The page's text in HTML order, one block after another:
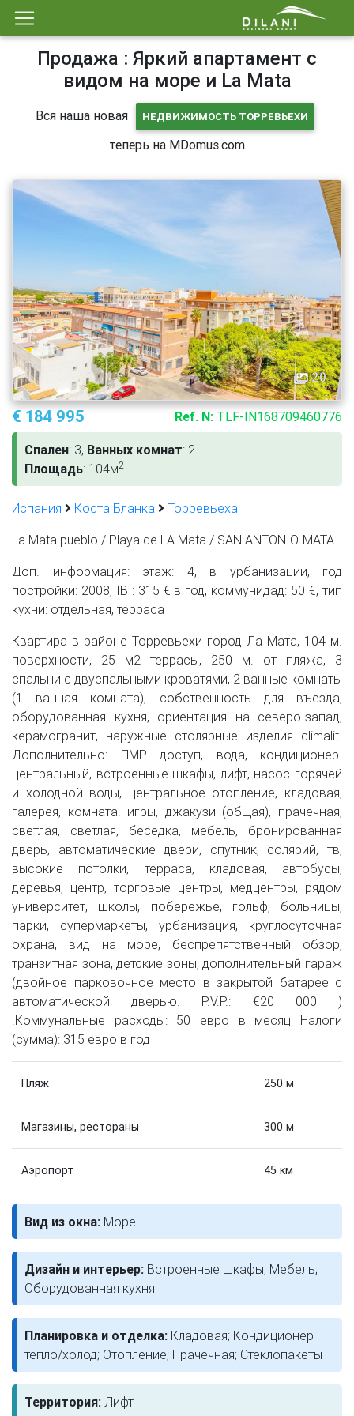
Продажа : Яркий апартамент с
видом на море и La Mata
Вся наша новая НЕДВИЖИМОСТЬ ТОРРЕВЬЕХИ
теперь на MDomus.com
20
€ 184 995 Ref. N: TLF-IN168709460776
Спален: 3, Ванных комнат: 2
Площадь: 104м2
Испания Коста Бланка
Торревьеха
La Mata pueblo / Playa de LA Mata / SAN ANTONIO-MATA
Доп. информация: этаж: 4, в урбанизации, год
постройки: 2008, IBI: 315 € в год, коммунидад: 50 €, тип
кухни: отдельная, терраса
Квартира в районе Торревьехи город Ла Мата, 104 м.
поверхности, 25 м2 террасы, 250 м. от пляжа, 3
спальни с двуспальными кроватями, 2 ванные комнаты
(1 ванная комната), собственность для въезда,
оборудованная кухня, ориентация на северо-запад,
керамогранит, наружные столярные изделия climalit.
Дополнительно: ПМР доступ, вода, кондиционер.
центральный, встроенные шкафы, лифт, насос горячей
и холодной воды, центральное отопление, кладовая,
галерея, комната. игры, джакузи (общая), прачечная,
светлая, светлая, беседка, мебель, бронированная
дверь, автоматические двери, спутник, солярий, тв,
высокие потолки, терраса, кладовая, автобусы,
деревья, центр, торговые центры, медцентры, рядом
университет, школы, побережье, гольф, больницы,
парки, супермаркеты, урбанизация, круглосуточная
охрана, вид на море, беспрепятственный обзор,
транзитная зона, детские зоны, дополнительный гараж
(двойное парковочное место в закрытой батарее с
автоматической дверью. P.V.P.: €20 000 )
.Коммунальные расходы: 50 евро в месяц Налоги
(сумма): 315 евро в год
Пляж 250 м
Магазины, рестораны 300 м
Аэропорт 45 км
Вид из окна: Море
Дизайн и интерьер: Встроенные шкафы; Мебель;
Оборудованная кухня
Планировка и отделка: Кладовая; Кондиционер
тепло/холод; Отопление; Прачечная; Стеклопакеты
Территория: Лифт